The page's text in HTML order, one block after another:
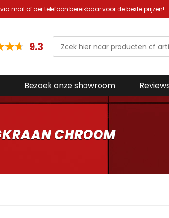
via mail of per telefoon bereikbaar voor de beste prijzen!
9.3
Bezoek onze showroom Reviews
CHROOM